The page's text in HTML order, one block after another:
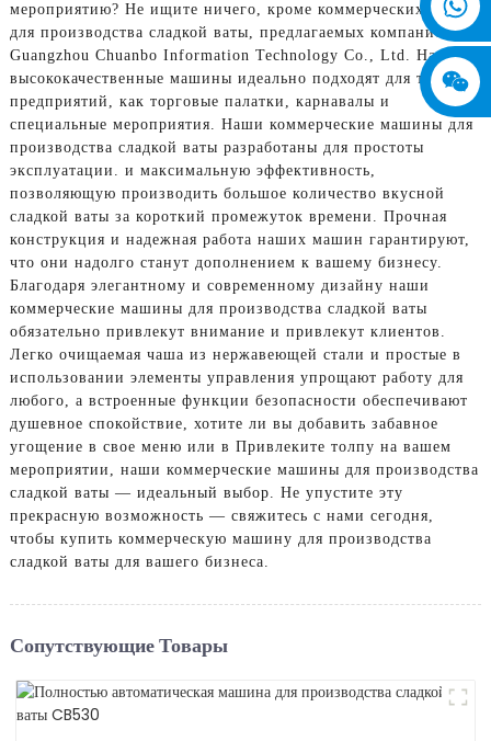
мероприятию? Не ищите ничего, кроме коммерческих машин
для производства сладкой ваты, предлагаемых компанией
Guangzhou Chuanbo Information Technology Co., Ltd. Наши
высококачественные машины идеально подходят для таких
предприятий, как торговые палатки, карнавалы и
специальные мероприятия. Наши коммерческие машины для
производства сладкой ваты разработаны для простоты
эксплуатации. и максимальную эффективность,
позволяющую производить большое количество вкусной
сладкой ваты за короткий промежуток времени. Прочная
конструкция и надежная работа наших машин гарантируют,
что они надолго станут дополнением к вашему бизнесу.
Благодаря элегантному и современному дизайну наши
коммерческие машины для производства сладкой ваты
обязательно привлекут внимание и привлекут клиентов.
Легко очищаемая чаша из нержавеющей стали и простые в
использовании элементы управления упрощают работу для
любого, а встроенные функции безопасности обеспечивают
душевное спокойствие, хотите ли вы добавить забавное
угощение в свое меню или в Привлеките толпу на вашем
мероприятии, наши коммерческие машины для производства
сладкой ваты — идеальный выбор. Не упустите эту
прекрасную возможность — свяжитесь с нами сегодня,
чтобы купить коммерческую машину для производства
сладкой ваты для вашего бизнеса.
Сопутствующие Товары